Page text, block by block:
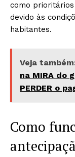
como
devido às
habitantes.
Veja
na MIRA do
PERDER o
Como